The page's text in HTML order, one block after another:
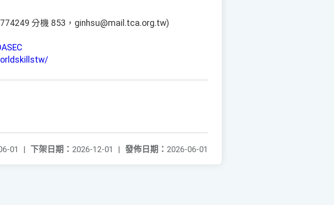
分機 853，ginhsu@mail.tca.org.tw)
發佈日期： 2026-06-01
下架日期： 2026-12-01 |
01 |